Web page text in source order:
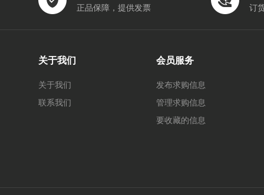
正品保障，提供发票 订
关于我们
关于我们
联系我们
会员服务
发布求购信息
管理求购信息
要收藏的信息